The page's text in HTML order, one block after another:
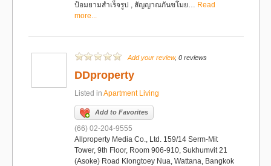
ป้อมยามสำเร็จรูป , สัญญาณกันขโมย… Read
more...
Add your review, 0 reviews
DDproperty
Listed in Apartment Living
Add to Favorites
(66) 02-204-9555
Allproperty Media Co., Ltd. 159/14 Serm-Mit
Tower, 9th Floor, Room 906-910, Sukhumvit 21
(Asoke) Road Klongtoey Nua, Wattana, Bangkok